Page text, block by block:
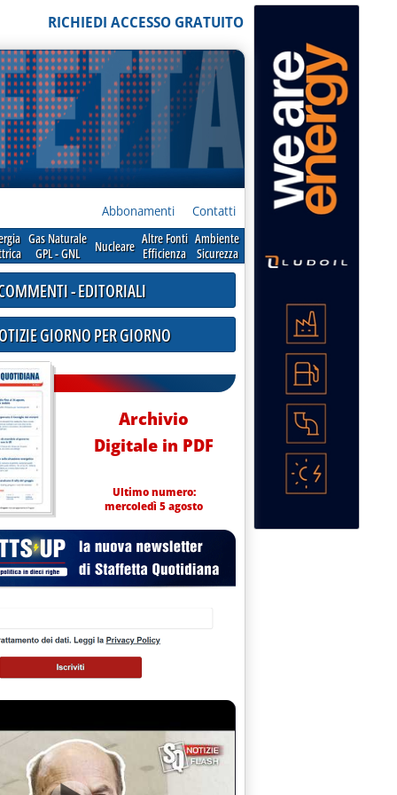
RICHIEDI ACCESSO GRATUITO
Abbonamenti Contatti
Gas Naturale
GPL - GNL
Nucleare Altre Fonti
Efficienza
Ambiente
Sicurezza
- EDITORIALI
GIORNO PER GIORNO
Archivio
Digitale in PDF
Ultimo numero:
mercoledì 5 agosto